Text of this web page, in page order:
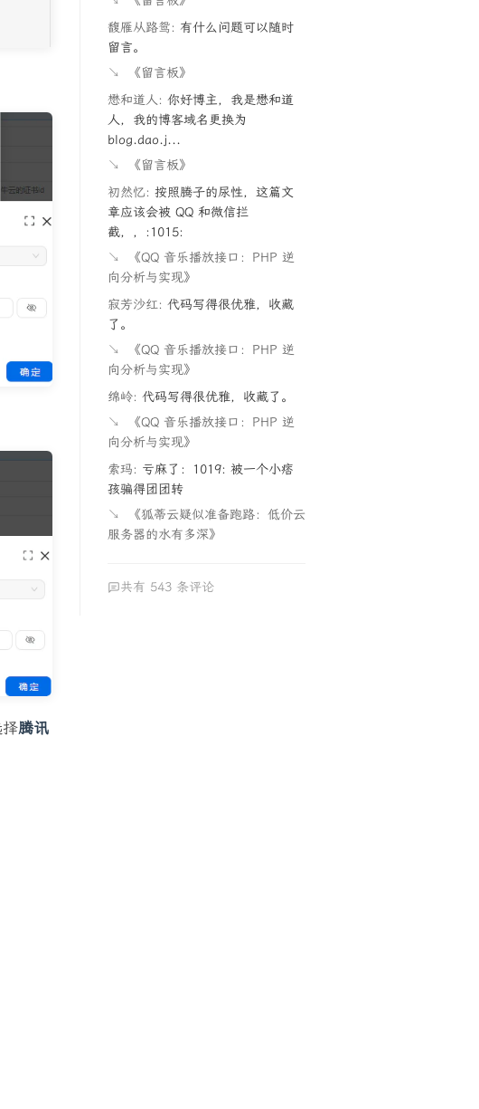
腾讯
馥雁从路鸳: 有什么问题可以随时
留言。
↘
《留言板》
懋和道人: 你好博主，我是懋和道
人，我的博客域名更换为
blog.dao.j...
↘
《留言板》
初然忆: 按照腾子的尿性，这篇文
章应该会被 QQ 和微信拦
截，，:1015:
↘
《QQ 音乐播放接口：PHP 逆
向分析与实现》
寂芳沙红: 代码写得很优雅，收藏
了。
↘
《QQ 音乐播放接口：PHP 逆
向分析与实现》
绵岭: 代码写得很优雅，收藏了。
↘
《QQ 音乐播放接口：PHP 逆
向分析与实现》
索玛: 亏麻了：1019: 被一个小痞
孩骗得团团转
↘
《狐蒂云疑似准备跑路：低价云
服务器的水有多深》
共有 543 条评论